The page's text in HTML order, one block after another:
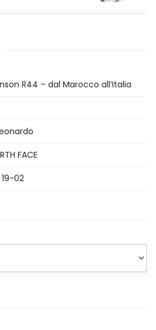
R44 – dal Marocco all’Italia
FACE
02